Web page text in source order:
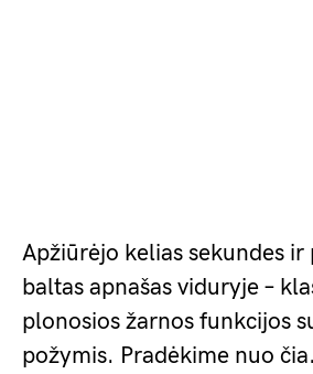
Apžiūrėjo kelias sekundes ir
baltas apnašas viduryje –
plonosios žarnos funkcijos
požymis. Pradėkime nuo